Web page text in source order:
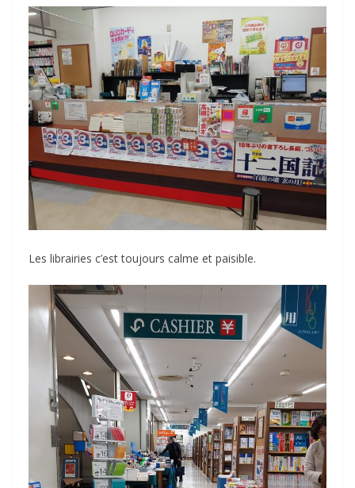
Les librairies c’est toujours calme et paisible.